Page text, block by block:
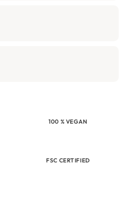
100 % VEGAN
FSC CERTIFIED